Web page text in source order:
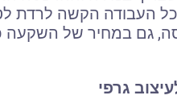
העבודה הקשה לרדת
גם במחיר של השקעה
גרפי